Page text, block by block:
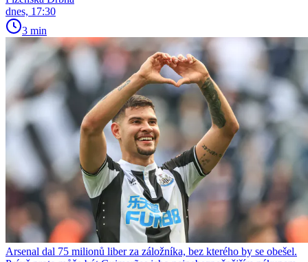
dnes, 17:30
3 min
Arsenal dal 75 milionů liber za záložníka, bez kterého by se obešel.